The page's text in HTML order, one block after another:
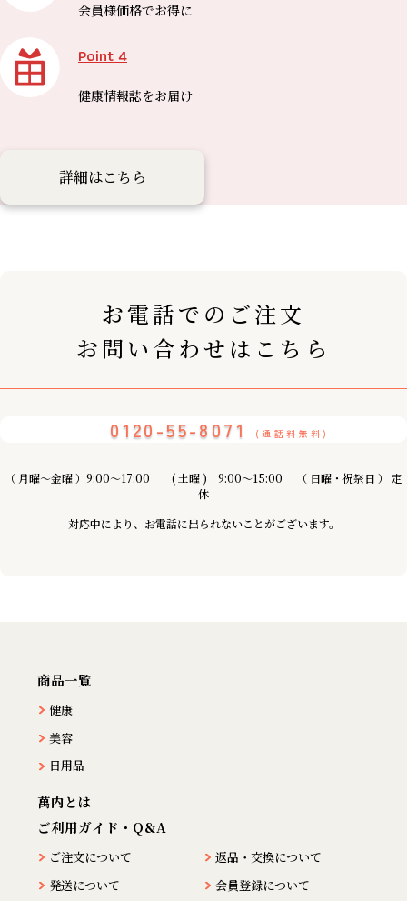
会員様価格でお得に
Point 4
健康情報誌をお届け
詳細はこちら
お電話でのご注文
お問い合わせはこちら
0120-55-8071 (通話料無料)
（ 月曜〜金曜 ）9:00～17:00 ( 土曜 ) 9:00〜15:00 （ 日曜・祝祭日 ） 定
休
対応中により、お電話に出られないことがございます。
商品一覧
健康
美容
日用品
萬内とは
ご利用ガイド・Q&A
ご注文について
返品・交換について
発送について
会員登録について